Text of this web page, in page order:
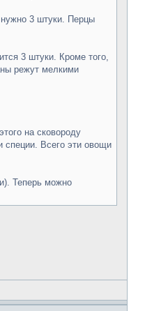
нужно 3 штуки. Перцы
3 штуки. Кроме того,
режут мелкими
на сковороду
специи. Всего эти овощи
Теперь можно